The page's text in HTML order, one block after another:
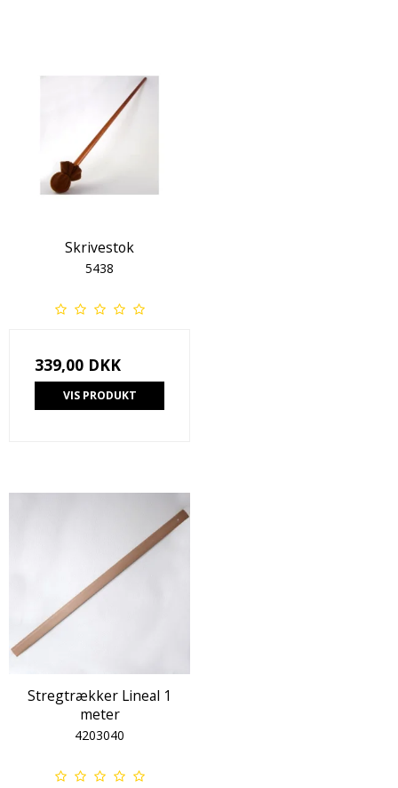
Skrivestok
5438
339,00 DKK
VIS PRODUKT
Stregtrækker Lineal 1
meter
4203040